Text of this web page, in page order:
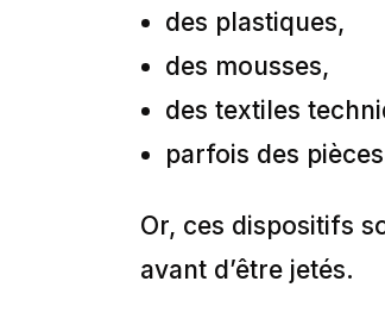
des plastiques,
des mousses,
des textiles
parfois des
Or, ces dispositifs
avant d’être jetés.